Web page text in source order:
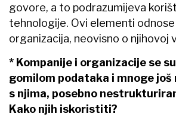
govore, a to podrazumijeva
tehnologije. Ovi elementi
organizacija, neovisno o njihovoj
* Kompanije i organizacije se
gomilom podataka i mnoge još
s njima, posebno
Kako njih iskoristiti?